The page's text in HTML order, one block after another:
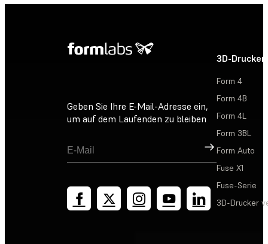
Geben Sie Ihre E-Mail-Adresse ein,
um auf dem Laufenden zu bleiben
Registrieren
3D-Drucker
Form 4
Form 4B
Form 4L
Form 3BL
Form Auto
Fuse X1
Fuse-Serie
3D-Drucker